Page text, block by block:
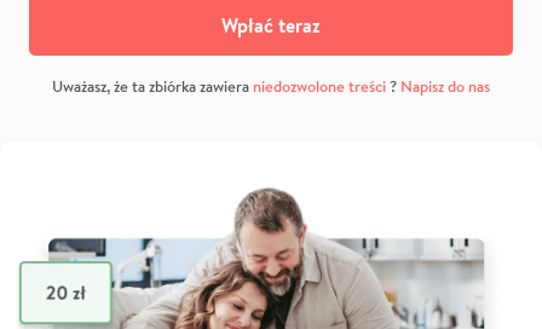
Wpłać teraz
Uważasz, że ta zbiórka zawiera niedozwolone treści? Napisz do nas